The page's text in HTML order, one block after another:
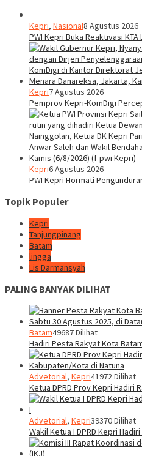
Kepri, Nasional8 Agustus 2026
PWI Kepri Buka Reaktivasi
Kepri7 Agustus 2026
Pemprov Kepri-KomDigi
Kepri6 Agustus 2026
PWI Kepri Hormati
Topik Populer
Kepri
Tanjungpinang
Batam
lingga
Lis Darmansyah
PALING BANYAK DILIHAT
Batam49687 Dilihat
Hadiri Pesta Rakyat Kota
Advetorial, Kepri41972 Dilihat
Ketua DPRD Prov Kepri Hadiri
Advetorial, Kepri39370 Dilihat
Wakil Ketua I DPRD Kepri